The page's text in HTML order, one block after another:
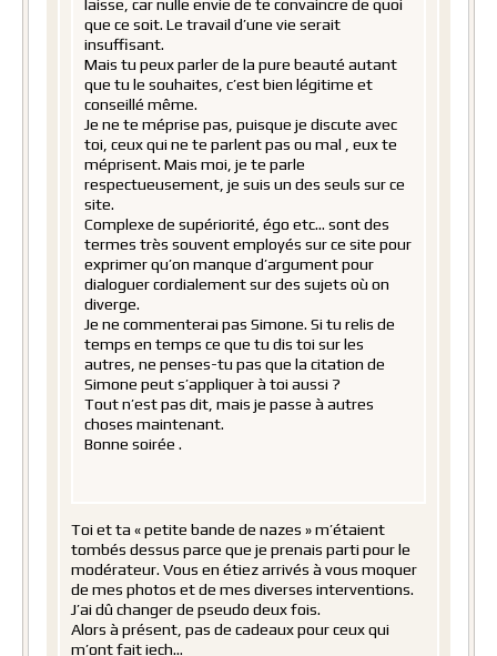
laisse, car nulle envie de te convaincre de quoi
que ce soit. Le travail d’une vie serait
insuffisant.
Mais tu peux parler de la pure beauté autant
que tu le souhaites, c’est bien légitime et
conseillé même.
Je ne te méprise pas, puisque je discute avec
toi, ceux qui ne te parlent pas ou mal , eux te
méprisent. Mais moi, je te parle
respectueusement, je suis un des seuls sur ce
site.
Complexe de supériorité, égo etc… sont des
termes très souvent employés sur ce site pour
exprimer qu’on manque d’argument pour
dialoguer cordialement sur des sujets où on
diverge.
Je ne commenterai pas Simone. Si tu relis de
temps en temps ce que tu dis toi sur les
autres, ne penses-tu pas que la citation de
Simone peut s’appliquer à toi aussi ?
Tout n’est pas dit, mais je passe à autres
choses maintenant.
Bonne soirée .
Toi et ta « petite bande de nazes » m’étaient
tombés dessus parce que je prenais parti pour le
modérateur. Vous en étiez arrivés à vous moquer
de mes photos et de mes diverses interventions.
J’ai dû changer de pseudo deux fois.
Alors à présent, pas de cadeaux pour ceux qui
m’ont fait iech…